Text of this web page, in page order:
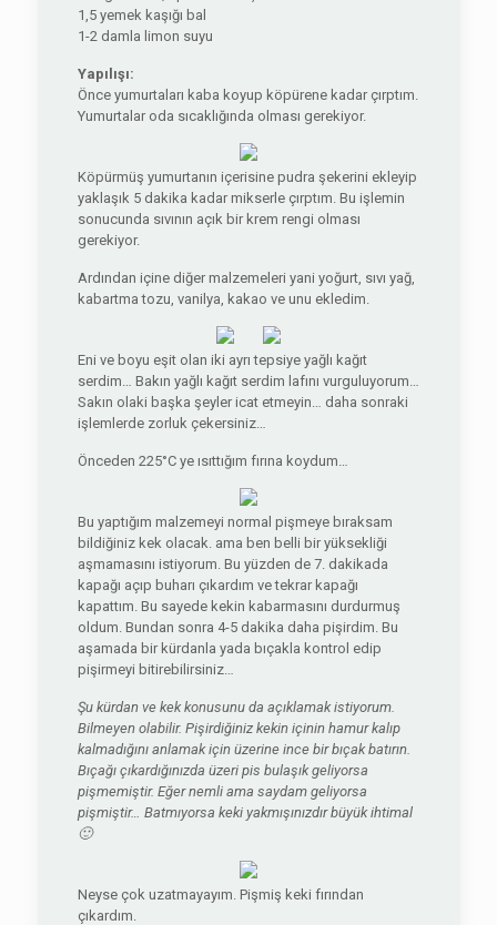
1,5 yemek kaşığı bal
1-2 damla limon suyu
Yapılışı:
Önce yumurtaları kaba koyup köpürene kadar çırptım.
Yumurtalar oda sıcaklığında olması gerekiyor.
Köpürmüş yumurtanın içerisine pudra şekerini ekleyip
yaklaşık 5 dakika kadar mikserle çırptım. Bu işlemin
sonucunda sıvının açık bir krem rengi olması
gerekiyor.
Ardından içine diğer malzemeleri yani yoğurt, sıvı yağ,
kabartma tozu, vanilya, kakao ve unu ekledim.
Eni ve boyu eşit olan iki ayrı tepsiye yağlı kağıt
serdim… Bakın yağlı kağıt serdim lafını vurguluyorum…
Sakın olaki başka şeyler icat etmeyin… daha sonraki
işlemlerde zorluk çekersiniz…
Önceden 225°C ye ısıttığım fırına koydum…
Bu yaptığım malzemeyi normal pişmeye bıraksam
bildiğiniz kek olacak. ama ben belli bir yüksekliği
aşmamasını istiyorum. Bu yüzden de 7. dakikada
kapağı açıp buharı çıkardım ve tekrar kapağı
kapattım. Bu sayede kekin kabarmasını durdurmuş
oldum. Bundan sonra 4-5 dakika daha pişirdim. Bu
aşamada bir kürdanla yada bıçakla kontrol edip
pişirmeyi bitirebilirsiniz…
Şu kürdan ve kek konusunu da açıklamak istiyorum.
Bilmeyen olabilir. Pişirdiğiniz kekin içinin hamur kalıp
kalmadığını anlamak için üzerine ince bir bıçak batırın.
Bıçağı çıkardığınızda üzeri pis bulaşık geliyorsa
pişmemiştir. Eğer nemli ama saydam geliyorsa
pişmiştir… Batmıyorsa keki yakmışınızdır büyük ihtimal
🙂
Neyse çok uzatmayayım. Pişmiş keki fırından
çıkardım.